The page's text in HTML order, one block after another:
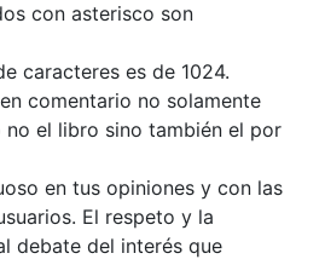
con asterisco son
caracteres es de 1024.
comentario no solamente
el libro sino también el por
en tus opiniones y con las
El respeto y la
debate del interés que